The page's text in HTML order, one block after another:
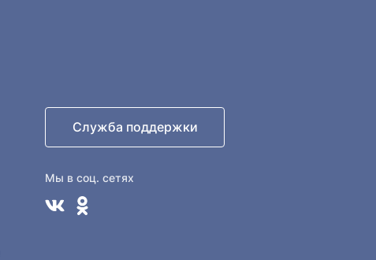
Служба поддержки
Мы в соц. сетях